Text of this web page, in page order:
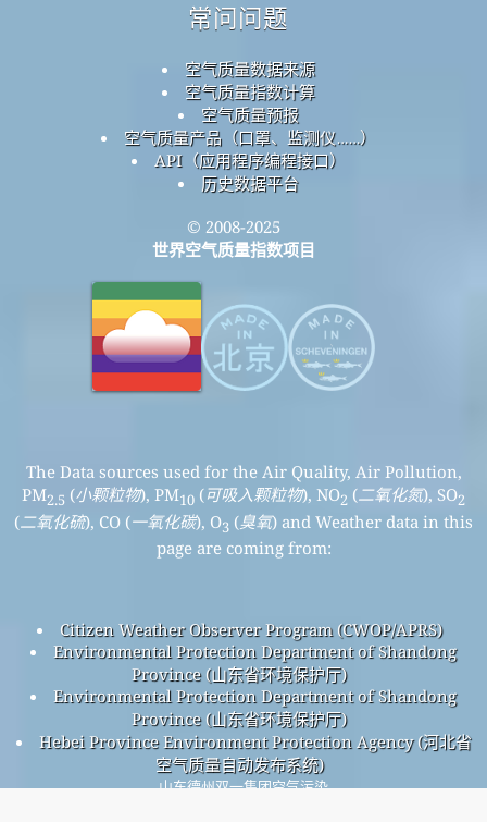
常问问题
空气质量数据来源
空气质量指数计算
空气质量预报
空气质量产品（口罩、监测仪……）
API（应用程序编程接口）
历史数据平台
© 2008-2025
世界空气质量指数项目
The Data sources used for the Air Quality, Air Pollution,
PM2.5 (小颗粒物), PM10 (可吸入颗粒物), NO2 (二氧化氮), SO2
(二氧化硫), CO (一氧化碳), O3 (臭氧) and Weather data in this
page are coming from:
Citizen Weather Observer Program (CWOP/APRS)
Environmental Protection Department of Shandong
Province (山东省环境保护厅)
Environmental Protection Department of Shandong
Province (山东省环境保护厅)
Hebei Province Environment Protection Agency (河北省
空气质量自动发布系统)
山东德州双一集团空气污染